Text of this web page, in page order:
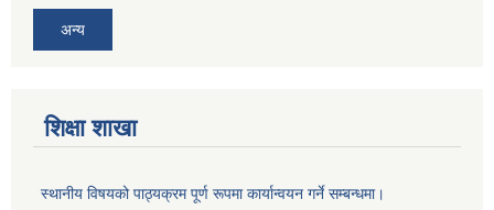
अन्य
शिक्षा शाखा
स्थानीय विषयको पाठ्यक्रम पूर्ण रूपमा कार्यान्वयन गर्ने सम्बन्धमा।